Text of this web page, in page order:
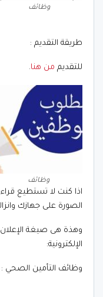
وظائف
طريقة التقديم :
للتقديم من هنا.
وظائف
اذا كنت لا تستطيع
الصورة على جهازك
وهذة هى صيغة الإعلان
الإلكترونية:
وظائف التأمين الصحي :